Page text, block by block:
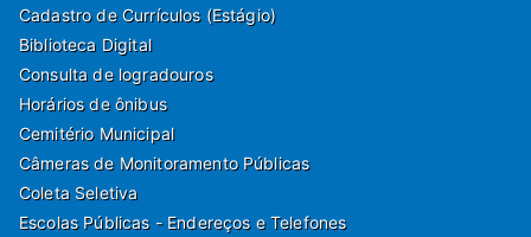
Cadastro de Currículos (Estágio)
Biblioteca Digital
Consulta de logradouros
Horários de ônibus
Cemitério Municipal
Câmeras de Monitoramento Públicas
Coleta Seletiva
Escolas Públicas - Endereços e Telefones